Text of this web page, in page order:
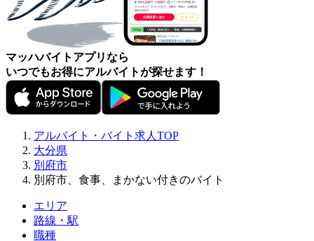
マッハバイトアプリなら
いつでもお得にアルバイトが探せます！
アルバイト・バイト求人TOP
大分県
別府市
別府市、食事、まかない付きのバイト
エリア
路線・駅
職種